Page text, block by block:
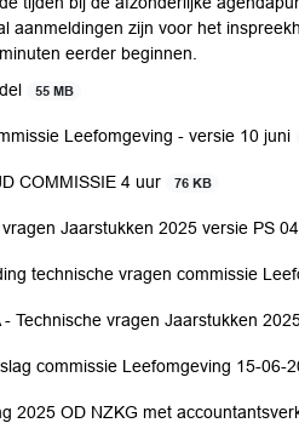
aanmeldingen zijn voor het
eerder beginnen.
55 MB
Leefomgeving - versie 10 juni
COMMISSIE 4 uur 76 KB
Jaarstukken 2025 versie PS
technische vragen commissie
- Technische vragen Jaarstukken
commissie Leefomgeving 15-06-
2025 OD NZKG met